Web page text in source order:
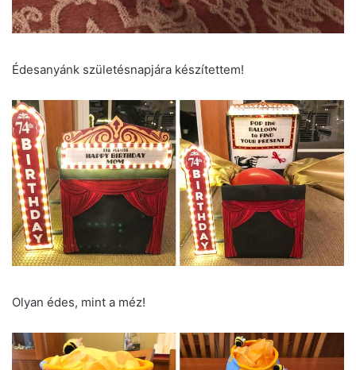
Édesanyánk születésnapjára készítettem!
Olyan édes, mint a méz!